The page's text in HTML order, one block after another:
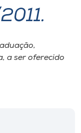
a ser oferecido